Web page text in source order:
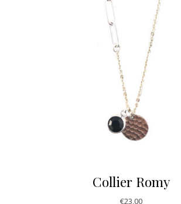
Collier Romy
€23,00